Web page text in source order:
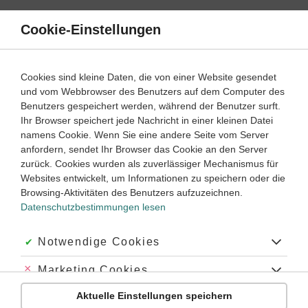
Direkt
Inhalt
Physik 5. Klasse ‐ Abitur
Transistor
EinTransistor(von engl. transfer „Übertragung“ und resistor
„(elektrischer) Widerstand“) ist einelektronisches
Schaltelement, das auf der Kombination von Übergängen
zwischen p- und n-leitenden Schichten in
SteuernundVerstärkenvon Strömen oder
Spannungen.Früher wurdenhierfür vor allemTrioden
eingesetzt.
Wie die Triode hat ein Transistor (mindestens) drei
Anschlüsse: zwei als Ein- und
Ausgangselektrode des zu
Cookie-Einstellungen
Cookies sind kleine Daten, die von einer Website gesendet
und vom Webbrowser des Benutzers auf dem Computer des
Benutzers gespeichert werden, während der Benutzer surft.
Ihr Browser speichert jede Nachricht in einer kleinen Datei
namens Cookie. Wenn Sie eine andere Seite vom Server
anfordern, sendet Ihr Browser das Cookie an den Server
zurück. Cookies wurden als zuverlässiger Mechanismus für
Websites entwickelt, um Informationen zu speichern oder die
Browsing-Aktivitäten des Benutzers aufzuzeichnen.
Datenschutzbestimmungen lesen
Akzeptiert:
Notwendige Cookies
Abgelehnt:
Marketing Cookies
Abgelehnt:
Personalisierungs-Cookies
Aktuelle Einstellungen speichern